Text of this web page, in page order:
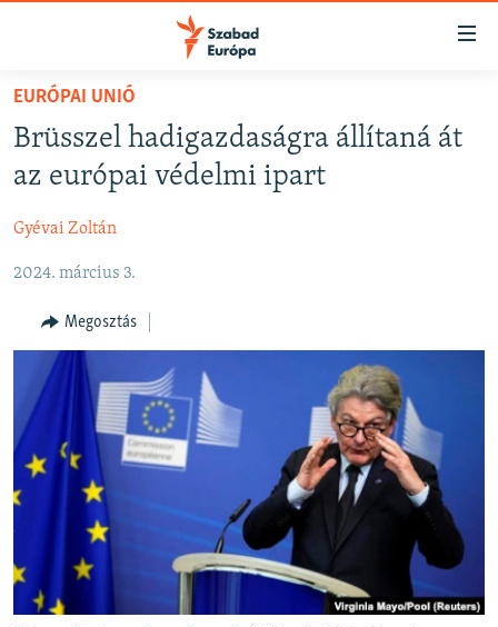
Akadálymentes
Ugrás
fő
oldalra
Ugrás
NAPIRENDEN
AKTUÁLIS
PODCASTOK
VIDEÓK
ELEMZŐ
NER15
SZABADON
TÁRSADALOM
DEMOKRÁCIA
A PÉNZ NYOMÁBAN
EURÓPAI UNIÓ
KLÍMAVÁLTOZÁS
EURÓPAI UNIÓ
Brüsszel hadigazdaságra állítaná át
az európai védelmi ipart
Gyévai Zoltán
2024. március 3.
Megosztás
FELIRATKOZÁS